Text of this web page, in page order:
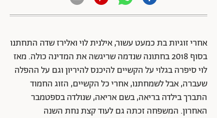
אחרי זוגיות בת כמעט עשור, אילנית לוי ואלירז שדה התחתנו
בסוף 2018 בחתונה שנדמה שריגשה את המדינה כולה. מאז
לוי סיפרה בגלוי על הקשיים להיכנס להיריון וגם על ההפלה
שעברה, אבל לשמחתנו, אחרי כל הקשיים, הזוג החמוד
התברך בילדה בריאה, בשם אריאה, שנולדה בספטמבר
האחרון. המשפחה זכתה גם לעוד קצת נחת השנה